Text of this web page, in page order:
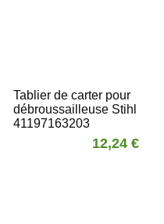
Tablier de carter pour
débroussailleuse Stihl
41197163203
12,24 €